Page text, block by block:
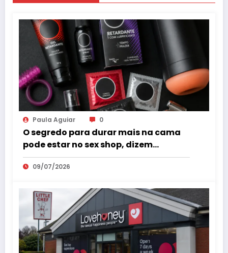
Paula Aguiar 0
O segredo para durar mais na cama
pode estar no sex shop, dizem
especialistas em saúde sexual
09/07/2026